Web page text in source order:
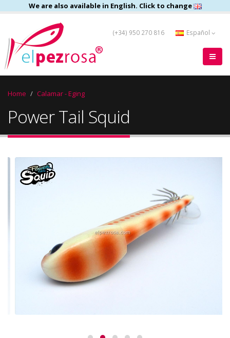
We are also available in English. Click to change
(+34) 950 270 816 Español
Home Calamar - Eging
Power Tail Squid